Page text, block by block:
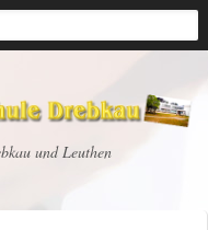
und Leuthen